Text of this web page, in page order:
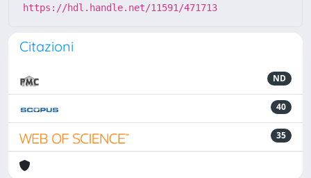
https://hdl.handle.net/11591/471713
Citazioni
ND
40
35